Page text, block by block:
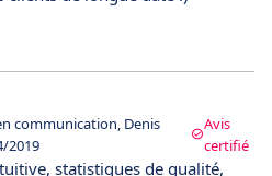
communication, Denis
2019
Avis
certifié
statistiques de qualité,